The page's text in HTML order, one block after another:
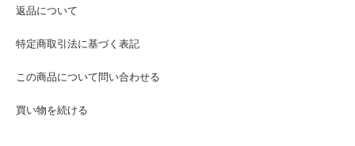
返品について
特定商取引法に基づく表記
この商品について問い合わせる
買い物を続ける